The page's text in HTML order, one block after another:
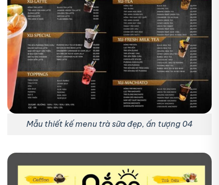
Mẫu thiết kế menu trà sữa đẹp, ấn tượng 04